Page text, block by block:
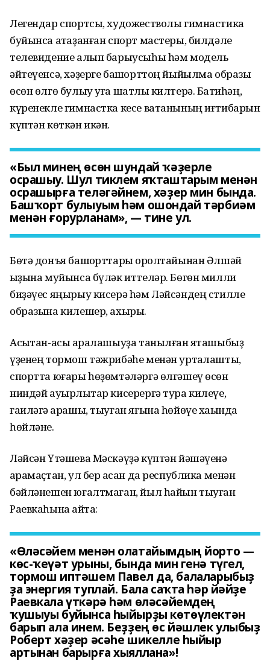
Легендар спортсы, художестволы гимнастика
буйынса атҡаҙанған спорт мастеры, билдәле
телевидение алып барыусыһы һәм модель
әйтеүенсә, хәҙерге башҡорттоң йыйылма образы
өсөн өлгө булыу уға шатлыҡ килтерә. Баҡтиһәң,
күренекле гимнастка кесе ватанының иғтибарын
күптән көткән икән.
«Был минең өсөн шундай ҡәҙерле
осрашыу. Шул тиклем яҡташтарым менән
осрашырға теләгәйнем, хәҙер мин бында.
Башҡорт булыуым һәм ошондай тәрбиәм
менән ғорурланам», — тине ул.
Бөтә донъя башҡорттары ҡоролтайынан Әлшәй
ҡыҙына муйынса бүләк иттеләр. Бөгөн милли
биҙәүес яңырыу кисерә һәм Ләйсәндең стилле
образына килешер, ахыры.
Асыҡтан-асыҡ аралашыуҙа танылған яҡташыбыҙ
үҙенең тормош тәжрибәһе менән уртаҡлашты,
спортта юғары һөҙөмтәләргә өлгәшеү өсөн
ниндәй ауырлыҡтар кисерергә тура килеүе,
ғаиләгә ҡарашы, тыуған яғына һөйөүе хаҡында
һөйләне.
Ләйсән Үтәшева Мәскәүҙә күптән йәшәүенә
ҡарамаҫтан, ул бер ҡасан да республика менән
бәйләнешен юғалтмаған, йыл һайын тыуған
Раевкаһына ҡайта:
«Өләсәйем менән олатайымдың йорто —
көс-ҡеүәт урыны, бында мин генә түгел,
тормош иптәшем Павел да, балаларыбыҙ
ҙа энергия туплай. Бала саҡта һәр йәйҙе
Раевкала үткәрә һәм өләсәйемдең
ҡушыуы буйынса һыйырҙы көтөүлектән
барып ала инем. Беҙҙең өс йәшлек улыбыҙ
Роберт хәҙер әсәһе шикелле һыйыр
артынан барырға хыяллана»!